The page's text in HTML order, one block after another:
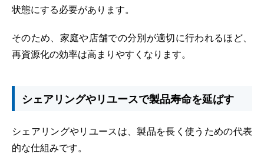
状態にする必要があります。
そのため、家庭や店舗での分別が適切に行われるほど、
再資源化の効率は高まりやすくなります。
シェアリングやリユースで製品寿命を延ばす
シェアリングやリユースは、製品を長く使うための代表
的な仕組みです。